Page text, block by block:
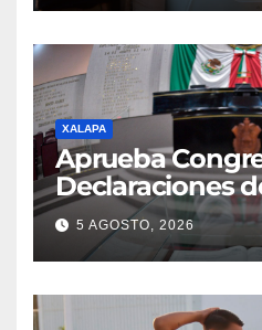
XALAPA
Aprueba
Declaraciones
en contra de
5 AGOSTO, 2026